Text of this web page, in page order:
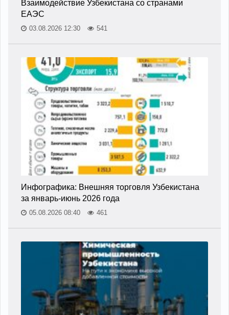
Взаимодействие Узбекистана со странами
ЕАЭС
03.08.2026 12:30 541
Инфографика: Внешняя торговля Узбекистана
за январь-июнь 2026 года
05.08.2026 08:40 461